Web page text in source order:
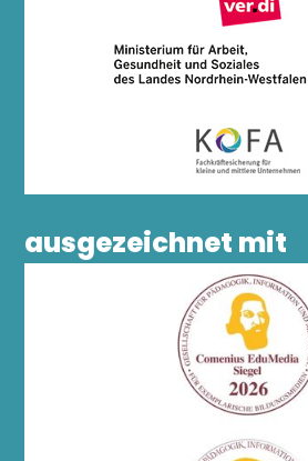
ausgezeichnet mit